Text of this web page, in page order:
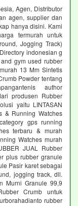
Agen, Distributor
agen, supplier dan
hanya disini. Kami
termurah untuk
Jogging Track)
indonesian g
gym used rubber
13 Mm Sintetis
Powder tentang
author
produsen Rubber
yaitu LINTASAN
& Running Watches
gps running
terbaru & murah
Watches murah
JUAL Rubber
plus rubber granule
Pasir karet sebagai
jogging track, dll.
Murni Granule 99,9
Crumb untuk
rubber